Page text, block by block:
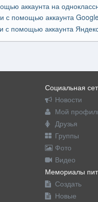
Социальная
Новости
Мой
Друзья
Группы
Фото
Видео
Мемориалы
Создать
Новые